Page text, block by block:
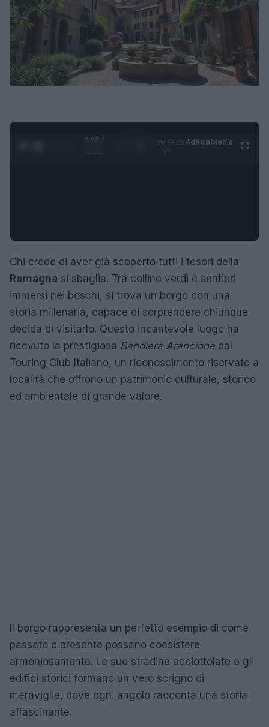
0:29 /
AdhubMedia
Chi crede di aver già scoperto tutti i tesori della
Romagna si sbaglia. Tra colline verdi e sentieri
immersi nei boschi, si trova un borgo con una
storia millenaria, capace di sorprendere chiunque
decida di visitarlo. Questo incantevole luogo ha
ricevuto la prestigiosa Bandiera Arancionedal
Touring Club Italiano, un riconoscimento riservato a
località che offrono un patrimonio culturale, storico
ed ambientale di grande valore.
Il borgo rappresenta un perfetto esempio di come
passato e presente possano coesistere
armoniosamente. Le sue stradine acciottolate e gli
edifici storici formano un vero scrigno di
meraviglie, dove ogni angolo racconta una storia
affascinante.